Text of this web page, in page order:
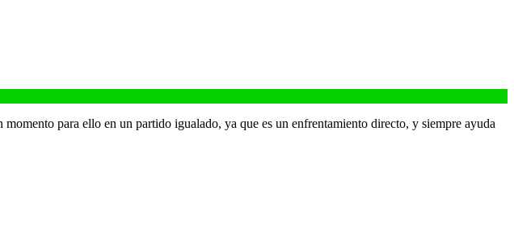
para ello en un partido igualado, ya que es un enfrentamiento directo, y siempre ayuda